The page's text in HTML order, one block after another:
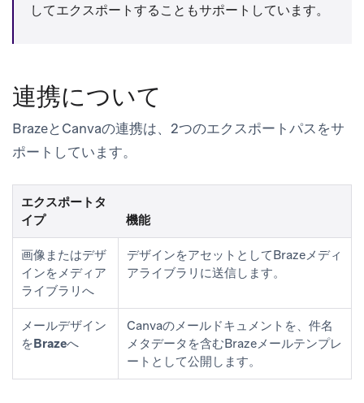
してエクスポートすることもサポートしています。
連携について
BrazeとCanvaの連携は、2つのエクスポートパスをサ
ポートしています。
エクスポートタ
イプ
機能
画像またはデザ
インをメディア
ライブラリへ
デザインをアセットとしてBrazeメディ
アライブラリに送信します。
メールデザイン
をBrazeへ
Canvaのメール ドキュメントを、件名
メタデータを含むBrazeメールテンプレ
ートとして公開します。